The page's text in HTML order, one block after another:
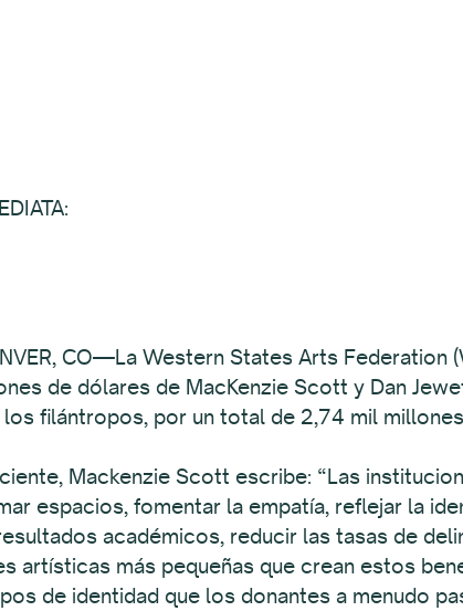
CO—La Western States Arts Federation
de dólares de MacKenzie Scott y Dan
filántropos, por un total de 2,74 mil
Mackenzie Scott escribe: “Las
espacios, fomentar la empatía, reflejar la
académicos, reducir las tasas de
artísticas más pequeñas que crean estos
de identidad que los donantes a menudo